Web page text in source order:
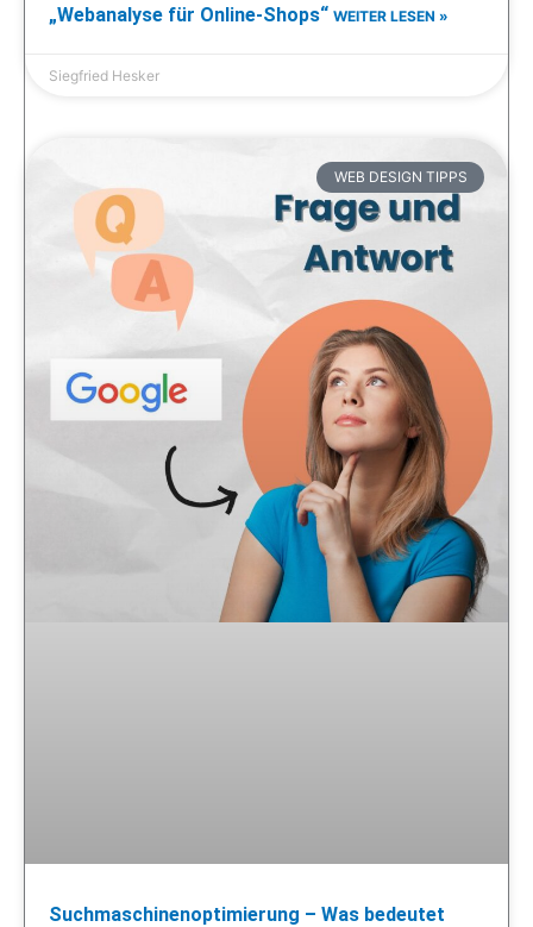
„Webanalyse für Online-Shops“ WEITER LESEN »
Siegfried Hesker
WEB DESIGN TIPPS
Suchmaschinenoptimierung – Was bedeutet